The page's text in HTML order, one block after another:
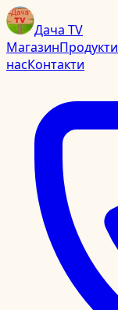
Дача TV
МагазинПродукти
насКонтакти